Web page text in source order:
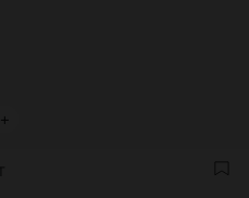
+